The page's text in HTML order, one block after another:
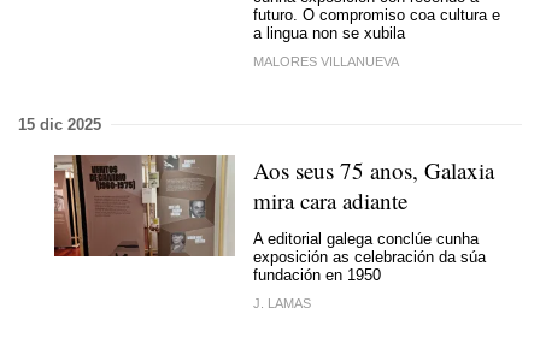
futuro. O compromiso coa cultura e
a lingua non se xubila
MALORES VILLANUEVA
15 dic 2025
Aos seus 75 anos, Galaxia
mira cara adiante
A editorial galega conclúe cunha
exposición as celebración da súa
fundación en 1950
J. LAMAS